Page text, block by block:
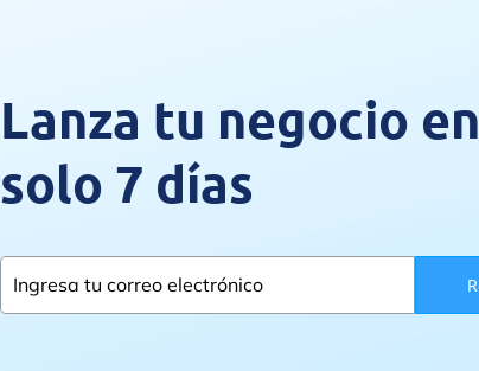
Lanza tu negocio
solo 7 días